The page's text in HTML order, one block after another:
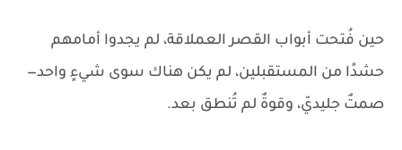
حين فُتحت أبواب القصر العملاقة، لم يجدوا أمامهم
حشدًا من المستقبلين، لم يكن هناك سوى شيءٍ واحد—
صمتٌ جليديّ، وقوةٌ لم تُنطق بعد.